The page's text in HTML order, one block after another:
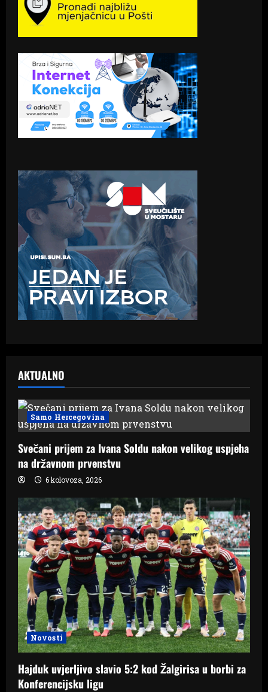
AKTUALNO
Samo Hercegovina
Svečani prijem za Ivana Soldu nakon velikog uspjeha
na državnom prvenstvu
6 kolovoza, 2026
Novosti
Hajduk uvjerljivo slavio 5:2 kod Žalgirisa u borbi za
Konferencijsku ligu